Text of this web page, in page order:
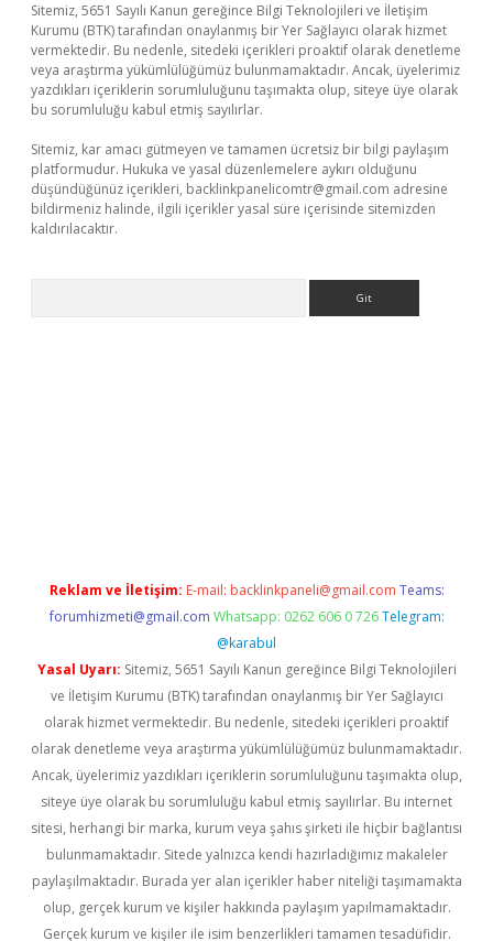
Sitemiz, 5651 Sayılı Kanun gereğince Bilgi Teknolojileri ve İletişim
Kurumu (BTK) tarafından onaylanmış bir Yer Sağlayıcı olarak hizmet
vermektedir. Bu nedenle, sitedeki içerikleri proaktif olarak denetleme
veya araştırma yükümlülüğümüz bulunmamaktadır. Ancak, üyelerimiz
yazdıkları içeriklerin sorumluluğunu taşımakta olup, siteye üye olarak
bu sorumluluğu kabul etmiş sayılırlar.
Sitemiz, kar amacı gütmeyen ve tamamen ücretsiz bir bilgi paylaşım
platformudur. Hukuka ve yasal düzenlemelere aykırı olduğunu
düşündüğünüz içerikleri, backlinkpanelicomtr@gmail.com adresine
bildirmeniz halinde, ilgili içerikler yasal süre içerisinde sitemizden
kaldırılacaktır.
Reklam ve İletişim: E-mail: backlinkpaneli@gmail.com Teams:
forumhizmeti@gmail.com Whatsapp: 0262 606 0 726 Telegram:
@karabul
Yasal Uyarı: Sitemiz, 5651 Sayılı Kanun gereğince Bilgi Teknolojileri
ve İletişim Kurumu (BTK) tarafından onaylanmış bir Yer Sağlayıcı
olarak hizmet vermektedir. Bu nedenle, sitedeki içerikleri proaktif
olarak denetleme veya araştırma yükümlülüğümüz bulunmamaktadır.
Ancak, üyelerimiz yazdıkları içeriklerin sorumluluğunu taşımakta olup,
siteye üye olarak bu sorumluluğu kabul etmiş sayılırlar. Bu internet
sitesi, herhangi bir marka, kurum veya şahıs şirketi ile hiçbir bağlantısı
bulunmamaktadır. Sitede yalnızca kendi hazırladığımız makaleler
paylaşılmaktadır. Burada yer alan içerikler haber niteliği taşımamakta
olup, gerçek kurum ve kişiler hakkında paylaşım yapılmamaktadır.
Gerçek kurum ve kişiler ile isim benzerlikleri tamamen tesadüfidir.